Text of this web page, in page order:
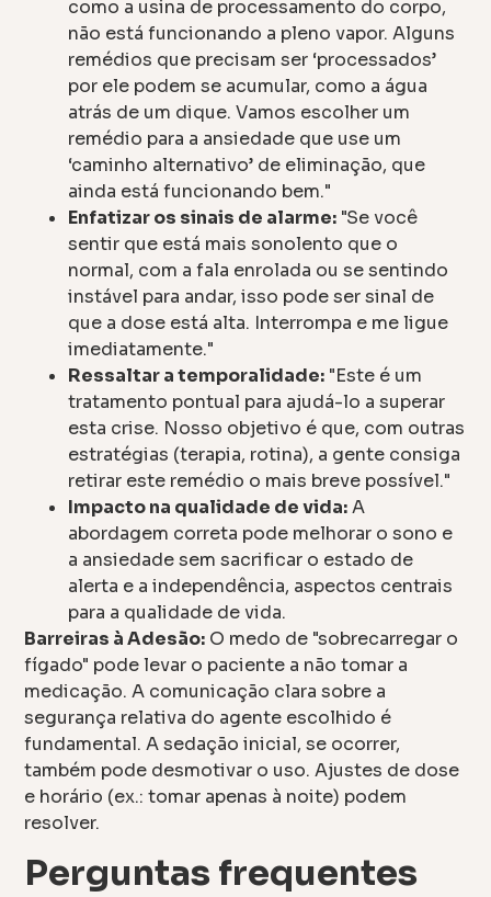
como a usina de processamento do corpo,
não está funcionando a pleno vapor. Alguns
remédios que precisam ser ‘processados’
por ele podem se acumular, como a água
atrás de um dique. Vamos escolher um
remédio para a ansiedade que use um
‘caminho alternativo’ de eliminação, que
ainda está funcionando bem."
Enfatizar os sinais de alarme: "Se você
sentir que está mais sonolento que o
normal, com a fala enrolada ou se sentindo
instável para andar, isso pode ser sinal de
que a dose está alta. Interrompa e me ligue
imediatamente."
Ressaltar a temporalidade: "Este é um
tratamento pontual para ajudá-lo a superar
esta crise. Nosso objetivo é que, com outras
estratégias (terapia, rotina), a gente consiga
retirar este remédio o mais breve possível."
Impacto na qualidade de vida:A
abordagem correta pode melhorar o sono e
a ansiedade sem sacrificar o estado de
alerta e a independência, aspectos centrais
para a qualidade de vida.
Barreiras à Adesão: O medo de "sobrecarregar o
fígado" pode levar o paciente a não tomar a
medicação. A comunicação clara sobre a
segurança relativa do agente escolhido é
fundamental. A sedação inicial, se ocorrer,
também pode desmotivar o uso. Ajustes de dose
e horário (ex.: tomar apenas à noite) podem
resolver.
Perguntas frequentes